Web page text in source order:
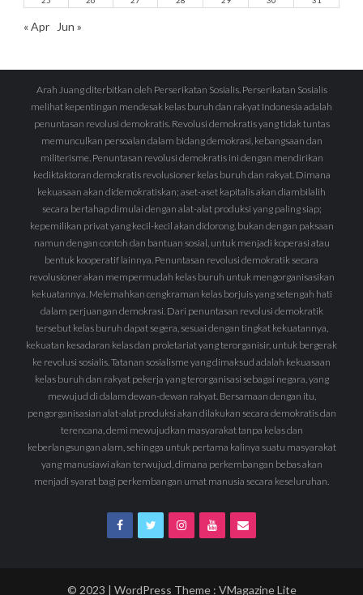
« Apr Jun »
Arah Juang diterbitkan oleh Perserikatan Sosialis. Perserikatan Sosialis
melihat kepentingan mendesak kelas buruh dan rakyat Indonesia adalah
penuntasan revolusi demokratis. Revolusi demokratis yang tidak tuntas
memunculkan persoalan dalam bidang demokrasi, kebangsaan dan
militerisme. Penuntasan revolusi demokratis ini dengan mendirikan
kediktaktoran demokratis revolusioner kelas buruh dan rakyat. Dimana
kekuasaan akan didemokratiskan; aset-aset kapitalis akan diambilalih
secara bertahap dimulai dengan alat-alat produksi yang paling siap;
kepemilikan privat yang kecil-kecil akan didorong, bukan dengan paksaan
namun dengan contoh dan bantuan sosial, untuk menjadi koperasi atau
bentuk kooperatif lainnya. Penuntasan revolusi demokratik secara
revolusioner akan mempermudah kelas buruh untuk mengorganisasikan
kekuatannya. Melemahkan cengkraman kelas borjuis yang setengah hati
dalam perjuangan demokrasi. Dari penuntasan revolusi demokratik
tersebut kelas buruh dapat segera, sesuai dengan tingkat kekuatannya,
kekuatan kesadaran kelas dan proletariat yang terorganisir, untuk bergerak
ke revolusi sosialis. Tatanan sosialisme yang dimaksud adalah kekuasaan
kelas buruh dan rakyat pekerja yang terorganisasi sebagai negara, yang
mewujud di dalam dewan-dewan rakyat. Bersamaan dengan itu,
pengorganisasian alat-alat produksi akan dilakukan secara demokratis dan
terencana, demi mewujudkan masyarakat tanpa kelas dan
keberlangsungan alam, sehingga untuk pertama kalinya suatu masyarakat
yang manusiawi akan terwujud, dimana perkembangan bebas akan
menjadi syarat bagi perkembangan umat manusia secara keseluruhan.
© 2023 | WordPress Theme : VMagazine Lite